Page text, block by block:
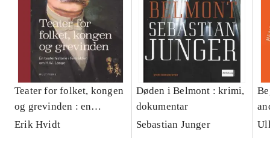
Teater for folket, kongen
og grevinden : en
teaterhistorie i fem akter
Erik Hvidt
Døden i Belmont : krimi,
dokumentar
Sebastian Junger